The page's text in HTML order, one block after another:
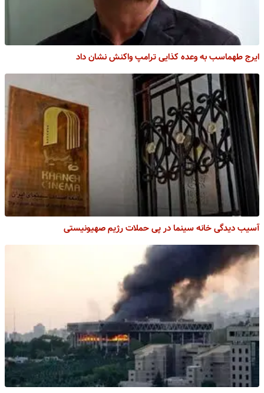
ایرج طهماسب به وعده کذایی ترامپ واکنش نشان داد
آسیب دیدگی خانه سینما در پی حملات رژیم صهیونیستی